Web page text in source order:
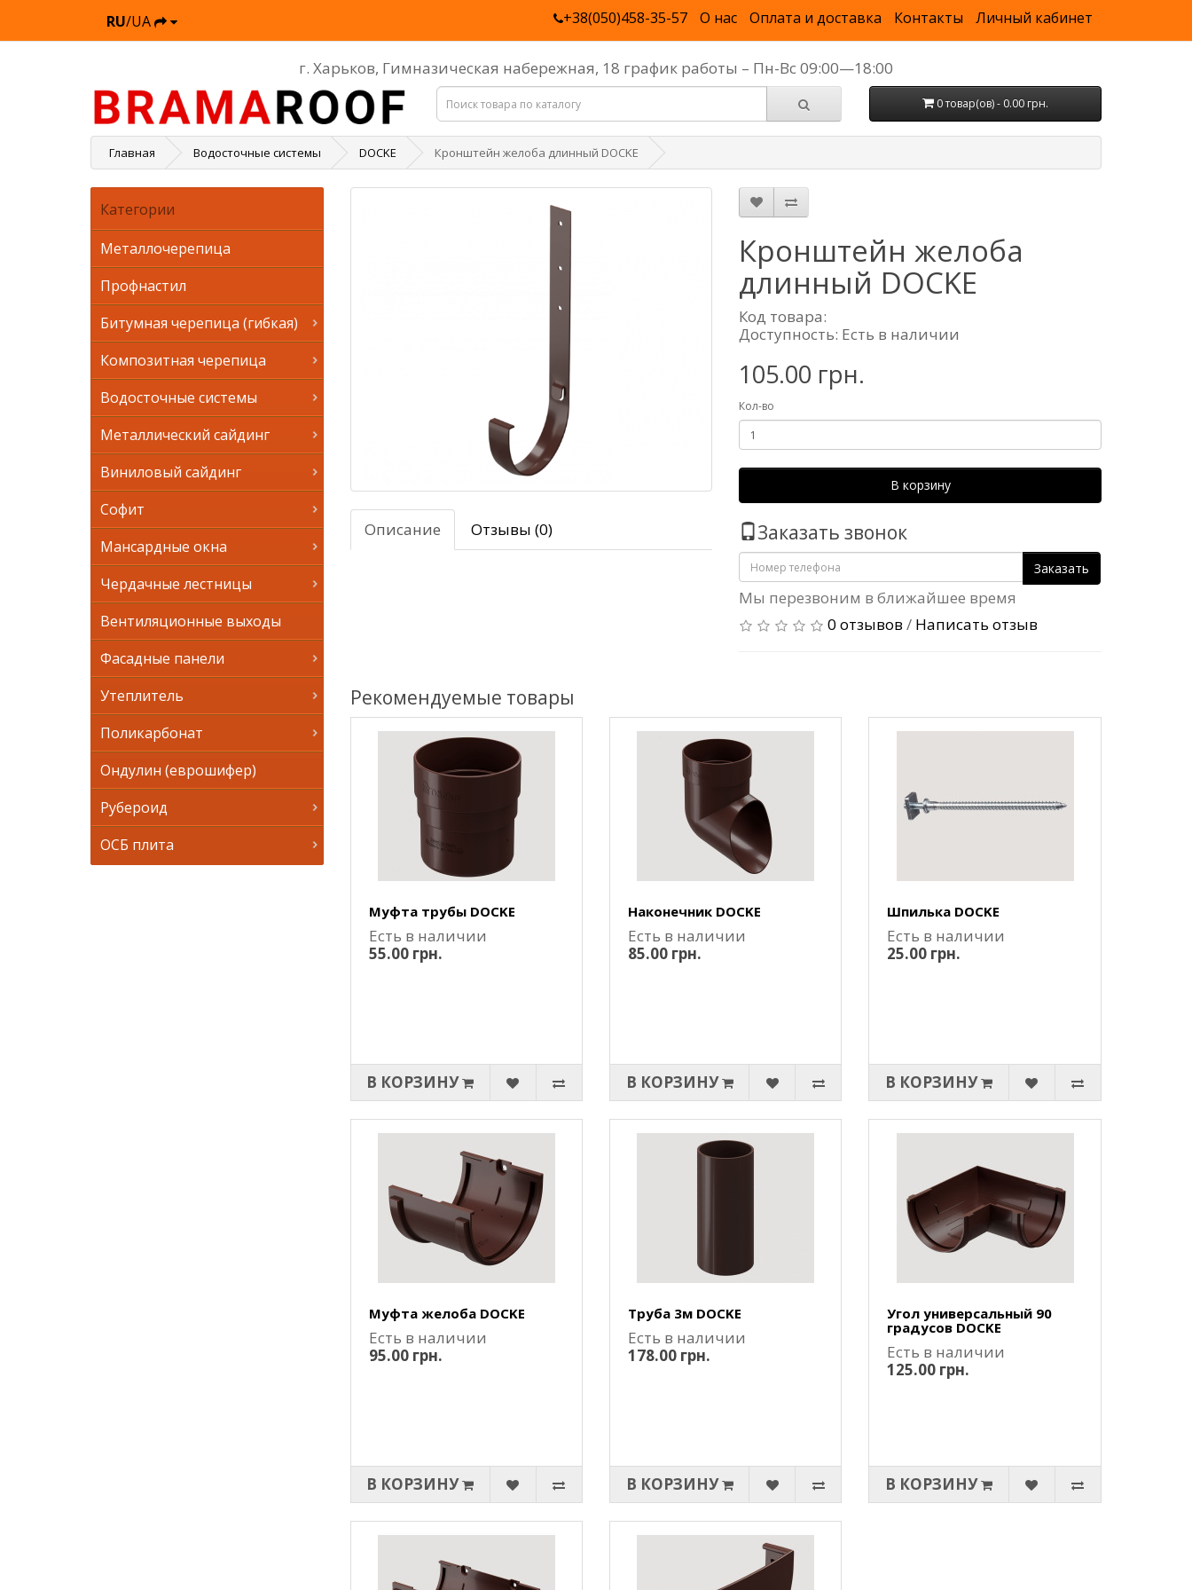
RU/UA +38(050)458-35-57 О нас Оплата и доставка Контакты Личный кабинет
г. Харьков, Гимназическая набережная, 18 график работы – Пн-Вс 09:00—18:00
0 товар(ов) - 0.00 грн.
Главная Водосточные системы DOCKE Кронштейн желоба длинный DOCKE
Категории
Металлочерепица
Профнастил
Битумная черепица (гибкая)
Композитная черепица
Водосточные системы
Металлический сайдинг
Виниловый сайдинг
Софит
Мансардные окна
Чердачные лестницы
Вентиляционные выходы
Фасадные панели
Утеплитель
Поликарбонат
Ондулин (еврошифер)
Рубероид
ОСБ плита
Описание Отзывы (0)
Кронштейн желоба
длинный DOCKE
Код товара:
Доступность: Есть в наличии
105.00 грн.
Кол-во
В корзину
Заказать звонок
Заказать
Мы перезвоним в ближайшее время
0 отзывов / Написать отзыв
Рекомендуемые товары
Муфта трубы DOCKE
Есть в наличии
55.00 грн.
В КОРЗИНУ
Наконечник DOCKE
Есть в наличии
85.00 грн.
В КОРЗИНУ
Шпилька DOCKE
Есть в наличии
25.00 грн.
В КОРЗИНУ
Муфта желоба DOCKE
Есть в наличии
95.00 грн.
В КОРЗИНУ
Труба 3м DOCKE
Есть в наличии
178.00 грн.
В КОРЗИНУ
Угол универсальный 90
градусов DOCKE
Есть в наличии
125.00 грн.
В КОРЗИНУ